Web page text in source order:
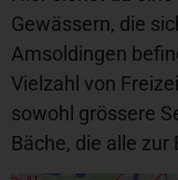
Gewässern, die
Amsoldingen
Vielzahl von
sowohl grössere
Bäche, die alle